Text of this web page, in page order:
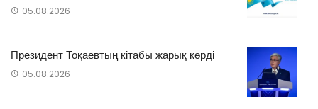
05.08.2026
Президент Тоқаевтың кітабы жарық көрді
05.08.2026